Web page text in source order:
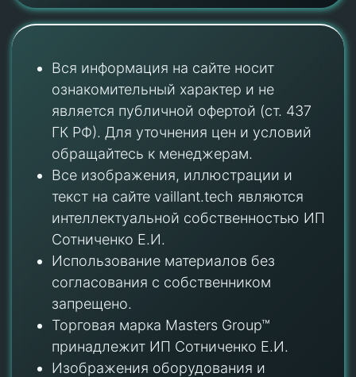
Вся информация на сайте носит
ознакомительный характер и не
является публичной офертой (ст. 437
ГК РФ). Для уточнения цен и условий
обращайтесь к менеджерам.
Все изображения, иллюстрации и
текст на сайте vaillant.tech являются
интеллектуальной собственностью ИП
Сотниченко Е.И.
Использование материалов без
согласования с собственником
запрещено.
Торговая марка Masters Group™
принадлежит ИП Сотниченко Е.И.
Изображения оборудования и